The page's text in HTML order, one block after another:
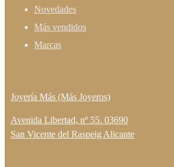
Novedades
Más vendidos
Marcas
Joyería Más (Más Joyeros)
Avenida Libertad, nº 55. 03690
San Vicente del Raspeig Alicante